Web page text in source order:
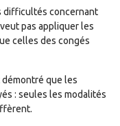
difficultés concernant
pas appliquer les
celles des congés
que les
: seules les modalités